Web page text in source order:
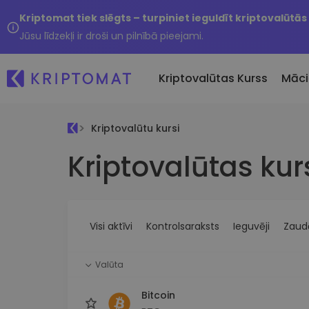
Kriptomat tiek slēgts – turpiniet ieguldīt kriptovalūtās
Jūsu līdzekļi ir droši un pilnībā pieejami.
Kriptovalūtas Kurss
Visas cenas
Vairāk nekā 300 kriptovalūtu Nesen
Pērciet vairāk nekā 300
kriptovalūtas
iespējas
Kriptovalūtu kursi
Kriptovalūtas
Visi aktīvi Kontrolsaraksts Ieguvēji
Valūta
Bitcoin